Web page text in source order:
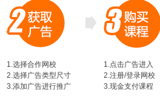
1.选择合作网校
2.选择广告类型尺寸
3.添加广告进行推广
1.点击广告进入
2.注册/登录网校
3.现金支付课程